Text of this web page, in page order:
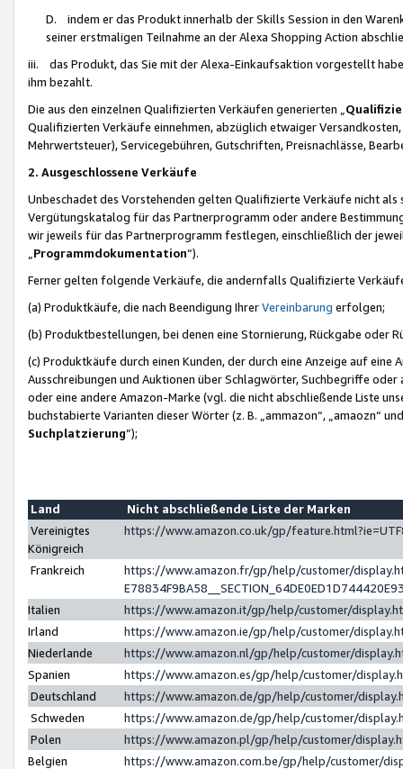
D. indem er das Produkt innerhalb der Skills Session in den
seiner erstmaligen Teilnahme an der Alexa Shopping Action
iii. das Produkt, das Sie mit der Alexa-Einkaufsaktion vorgestellt
ihm bezahlt.
Die aus den einzelnen Qualifizierten Verkäufen generierten „
Qualifizierten Verkäufe einnehmen, abzüglich etwaiger
Mehrwertsteuer), Servicegebühren, Gutschriften, Preisnachlässe,
2. Ausgeschlossene Verkäufe
Unbeschadet des Vorstehenden gelten Qualifizierte Verkäufe nicht
Vergütungskatalog für das Partnerprogramm oder andere
wir jeweils für das Partnerprogramm festlegen, einschließlich der
Programmdokumentation“).
Ferner gelten folgende Verkäufe, die andernfalls Qualifizierte
(a) Produktkäufe, die nach Beendigung IhrerVereinbarung erfolgen;
(b) Produktbestellungen, bei denen eine Stornierung, Rückgabe oder
(c) Produktkäufe durch einen Kunden, der durch eine Anzeige auf
Ausschreibungen und Auktionen über Schlagwörter, Suchbegriffe
oder eine andere Amazon-Marke (vgl. die nicht abschließende Liste
buchstabierte Varianten dieser Wörter (z. B. „ammazon“, „amaozn“
Suchplatzierung”);
Land
Nicht abschließende Liste der Marken
Vereinigtes
Königreich
https://www.amazon.co.uk/gp/
Frankreich
https://www.amazon.fr/gp/help/customer/
Italien
https://www.amazon.it/gp/help/customer/
Irland
https://www.amazon.ie/gp/help/customer/
Niederlande
https://www.amazon.nl/gp/help/customer/
Spanien
https://www.amazon.es/gp/help/customer/
Deutschland
https://www.amazon.de/gp/help/customer/
Schweden
https://www.amazon.de/gp/help/customer/
Polen
https://www.amazon.pl/gp/help/customer/
Belgien
https://www.amazon.com.be/gp/help/customer/